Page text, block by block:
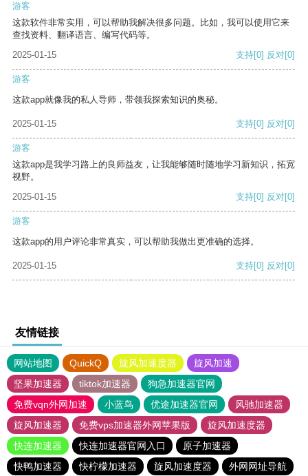
游客
这款软件非常实用，可以帮助我解决很多问题。比如，我可以使用它来
查找资料、翻译语言、编写代码等。
2025-01-15
支持[0] 反对[0]
游客
这款app就像我的私人导师，带领我探索知识的奥秘。
2025-01-15 支持[0] 反对[0]
游客
这款app是我学习路上的良师益友，让我能够随时随地学习新知识，拓宽
视野。
2025-01-15
支持[0] 反对[0]
游客
这款app的用户评论非常真实，可以帮助我做出更准确的选择。
2025-01-15 支持[0] 反对[0]
友情链接
网站地图 QuickQ 旋风加速度器
旋风加速
坚果加速器
tiktok加速器
狗急加速器官网
免费vqn外网加速
小蓝鸟 优途加速器官网
风驰加速器
旋风加速器
免费vps加速器外网苹果版
旋风加速度器
快连加速器
快连加速器官网入口
原子加速器
快鸭加速器
快柠檬加速器 旋风加速度器 外网网址导航